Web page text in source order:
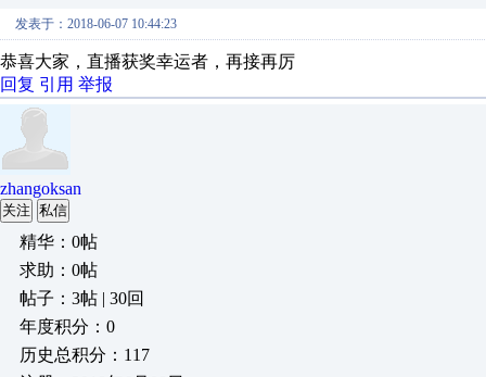
发表于：2018-06-07 10:44:23
恭喜大家，直播获奖幸运者，再接再厉
回复 引用 举报
zhangoksan
关注 私信
精华：0帖
求助：0帖
帖子：3帖 | 30回
年度积分：0
历史总积分：117